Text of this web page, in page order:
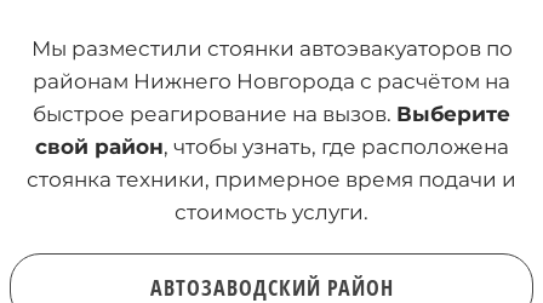
Мы разместили стоянки автоэвакуаторов по
районам Нижнего Новгорода с расчётом на
быстрое реагирование на вызов. Выберите
свой район, чтобы узнать, где расположена
стоянка техники, примерное время подачи и
стоимость услуги.
АВТОЗАВОДСКИЙ РАЙОН